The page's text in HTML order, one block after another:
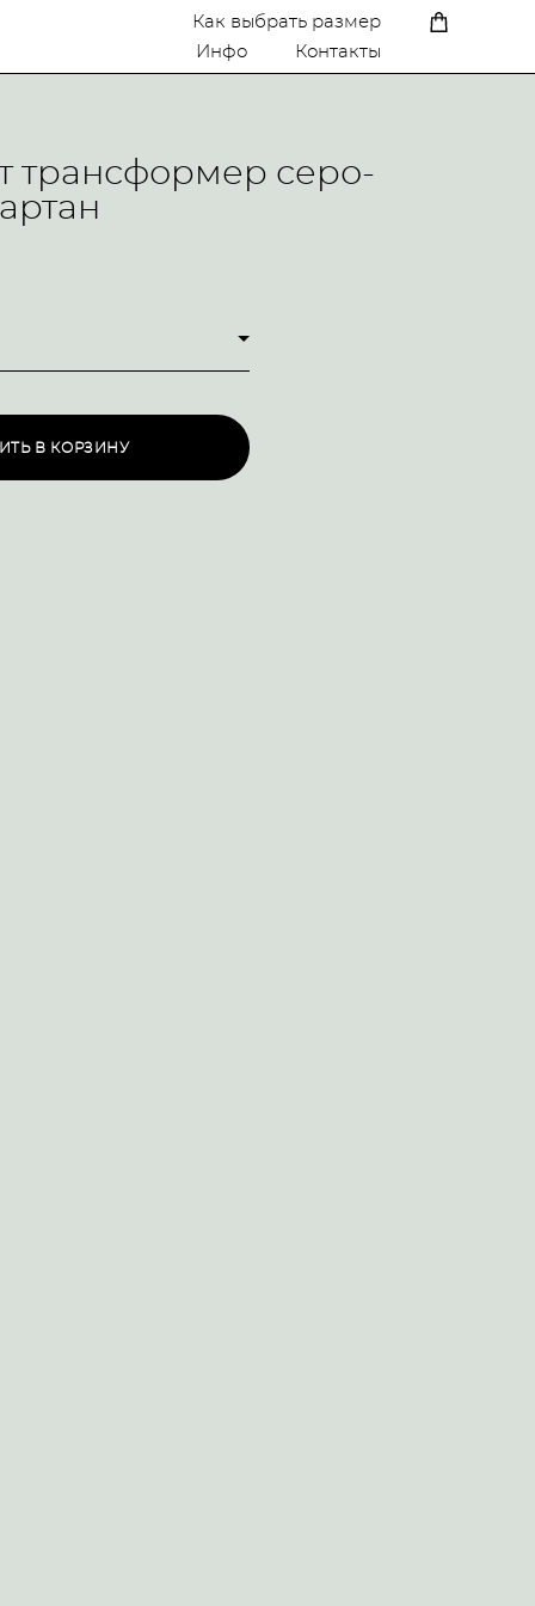
Как выбрать размер
Инфо
Контакты
трансформер серо-
В КОРЗИНУ